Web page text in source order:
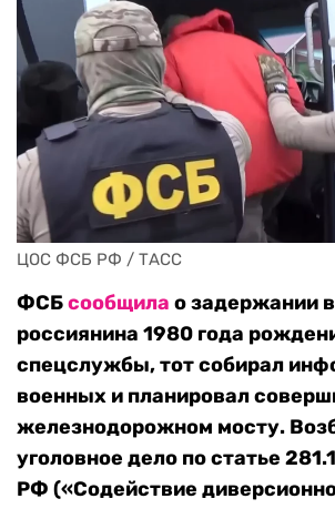
ЦОС ФСБ РФ / ТАСС
ФСБсообщила о задержании
россиянина 1980 года
спецслужбы, тот собирал
военных и планировал
железнодорожном мосту.
уголовное дело по статье
РФ («Содействие